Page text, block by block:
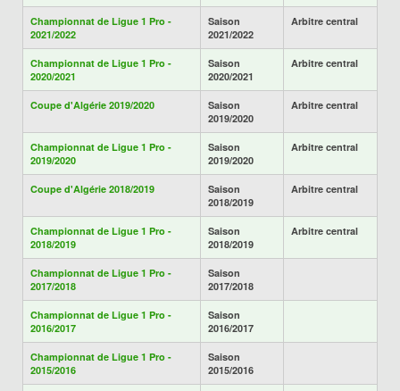
Championnat de Ligue 1 Pro -
2021/2022
Saison
2021/2022
Arbitre central
Championnat de Ligue 1 Pro -
2020/2021
Saison
2020/2021
Arbitre central
Coupe d'Algérie 2019/2020
Saison
2019/2020
Arbitre central
Championnat de Ligue 1 Pro -
2019/2020
Saison
2019/2020
Arbitre central
Coupe d'Algérie 2018/2019
Saison
2018/2019
Arbitre central
Championnat de Ligue 1 Pro -
2018/2019
Saison
2018/2019
Arbitre central
Championnat de Ligue 1 Pro -
2017/2018
Saison
2017/2018
Championnat de Ligue 1 Pro -
2016/2017
Saison
2016/2017
Championnat de Ligue 1 Pro -
2015/2016
Saison
2015/2016